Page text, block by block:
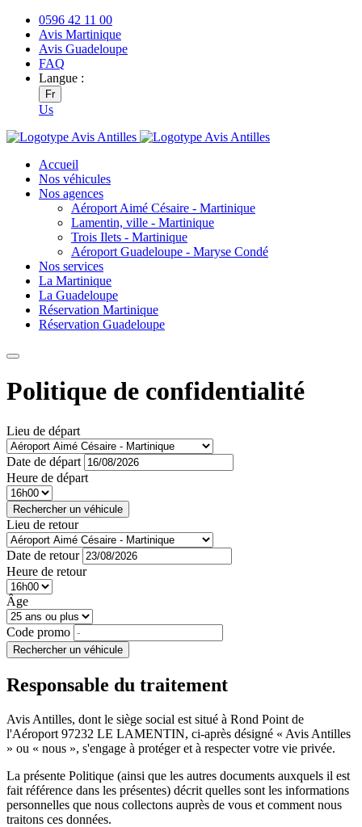
0596 42 11 00
Avis Martinique
Avis Guadeloupe
FAQ
Langue :
Fr
Us
Accueil
Nos véhicules
Nos agences
Aéroport Aimé Césaire - Martinique
Lamentin, ville - Martinique
Trois Ilets - Martinique
Aéroport Guadeloupe - Maryse Condé
Nos services
La Martinique
La Guadeloupe
Réservation Martinique
Réservation Guadeloupe
Politique de confidentialité
Lieu de départ
Date de départ
Heure de départ
Rechercher un véhicule
Lieu de retour
Date de retour
Heure de retour
Âge
Code promo
Rechercher un véhicule
Responsable du traitement
Avis Antilles, dont le siège social est situé à Rond Point de
l'Aéroport 97232 LE LAMENTIN, ci-après désigné « Avis Antilles
» ou « nous », s'engage à protéger et à respecter votre vie privée.
La présente Politique (ainsi que les autres documents auxquels il est
fait référence dans les présentes) décrit quelles sont les informations
personnelles que nous collectons auprès de vous et comment nous
traitons ces données.